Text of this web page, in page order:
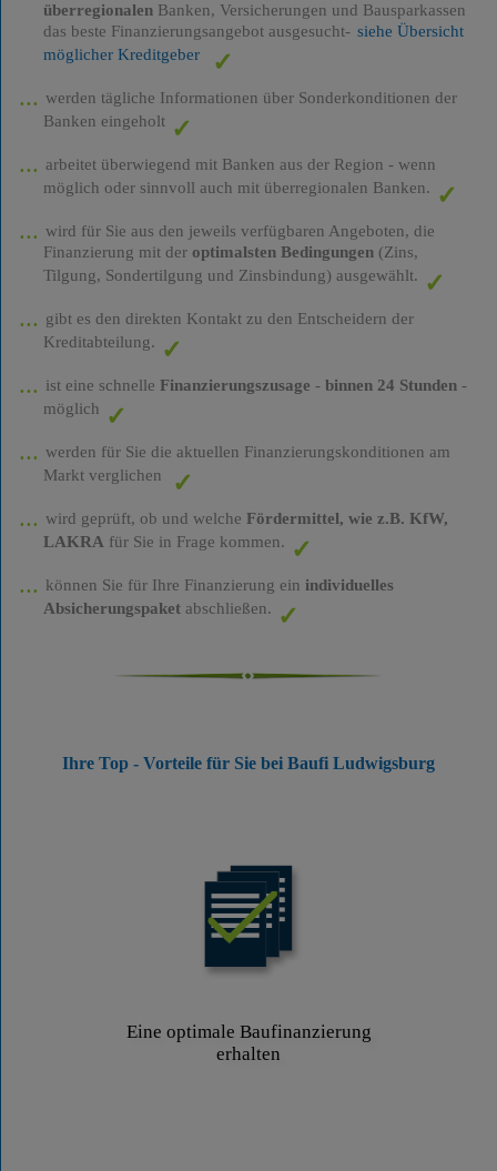
überregionalenBanken, Versicherungen und Bausparkassen
das beste Finanzierungsangebot ausgesucht- siehe Übersicht
möglicher Kreditgeber
werden tägliche Informationen über Sonderkonditionen der
Banken eingeholt
arbeitet überwiegend mit Banken aus der Region - wenn
möglich oder sinnvoll auch mit überregionalen Banken.
wird für Sie aus den jeweils verfügbaren Angeboten, die
Finanzierung mit der optimalsten Bedingungen(Zins,
Tilgung, Sondertilgung und Zinsbindung) ausgewählt.
gibt es den direkten Kontakt zu den Entscheidern der
Kreditabteilung.
ist eine schnelle Finanzierungszusage - binnen 24 Stunden-
möglich
werden für Sie die aktuellen Finanzierungskonditionen am
Markt verglichen
wird geprüft, ob und welche Fördermittel, wie z.B. KfW,
LAKRA für Sie in Frage kommen.
können Sie für Ihre Finanzierung ein individuelles
Absicherungspaketabschließen.
Ihre Top - Vorteile für Sie bei Baufi Ludwigsburg
Eine optimale Baufinanzierung
erhalten